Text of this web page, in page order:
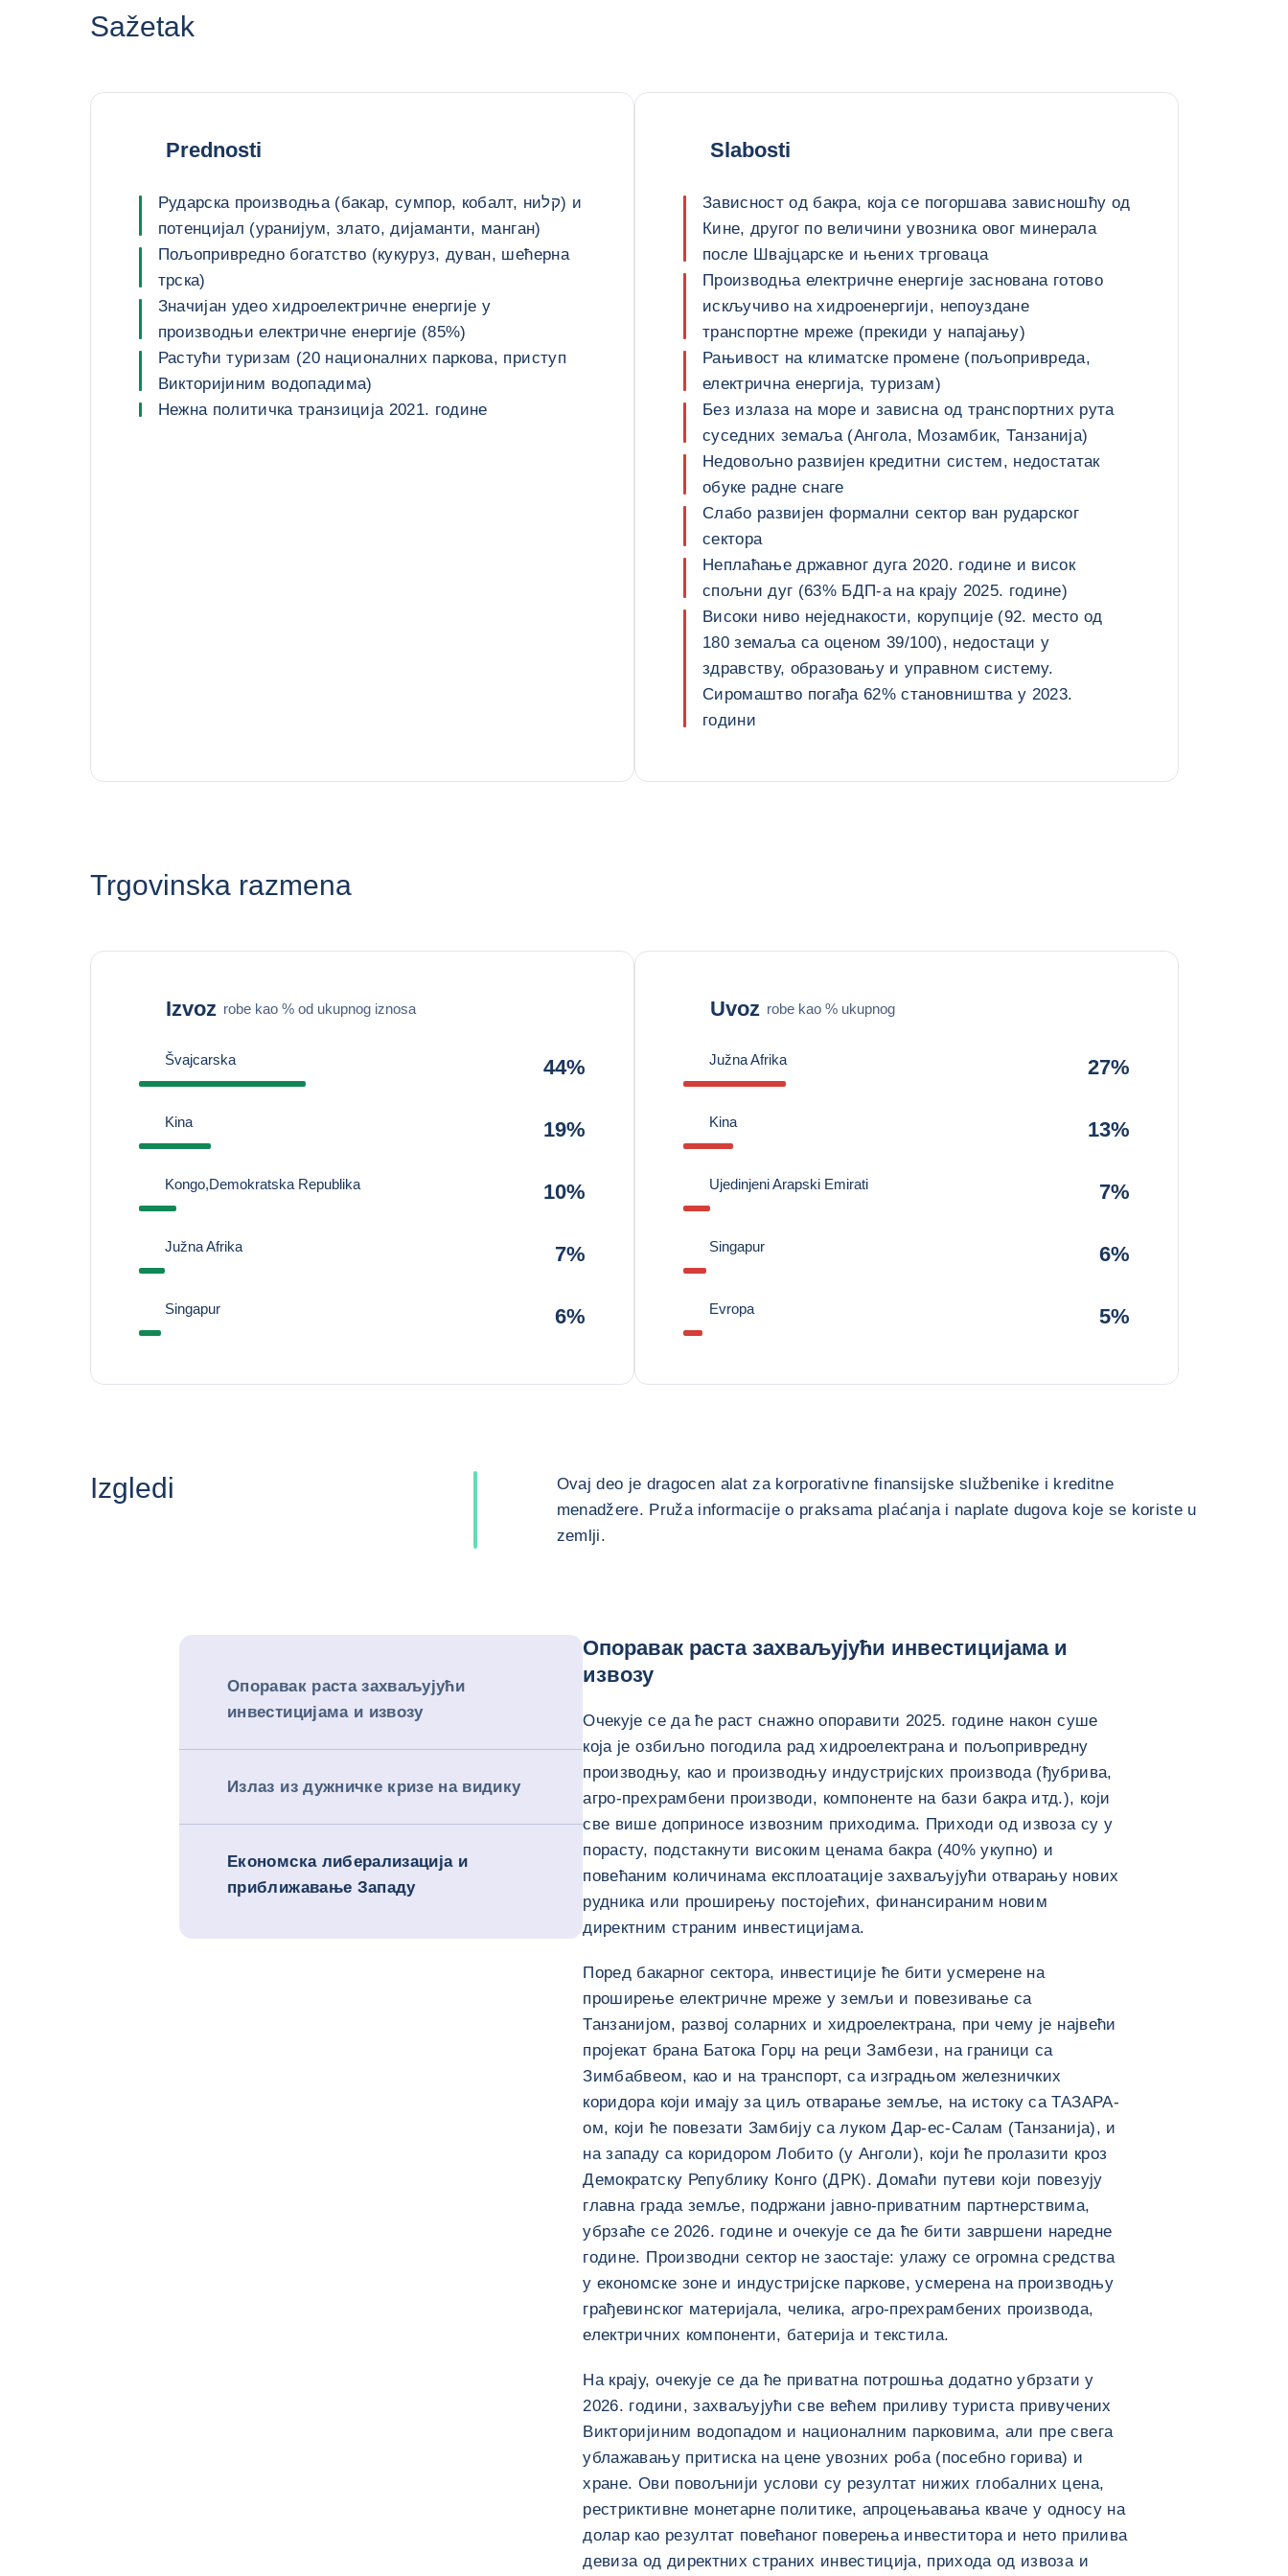
Sažetak
Prednosti
Рударска производња (бакар, сумпор, кобалт, ниקל) и
потенцијал (уранијум, злато, дијаманти, манган)
Пољопривредно богатство (кукуруз, дуван, шећерна
трска)
Значијан удео хидроелектричне енергије у
производњи електричне енергије (85%)
Растући туризам (20 националних паркова, приступ
Викторијиним водопадима)
Нежна политичка транзиција 2021. године
Slabosti
Зависност од бакра, која се погоршава зависношћу од
Кине, другог по величини увозника овог минерала
после Швајцарске и њених трговаца
Производња електричне енергије заснована готово
искључиво на хидроенергији, непоуздане
транспортне мреже (прекиди у напајању)
Рањивост на климатске промене (пољопривреда,
електрична енергија, туризам)
Без излаза на море и зависна од транспортних рута
суседних земаља (Ангола, Мозамбик, Танзанија)
Недовољно развијен кредитни систем, недостатак
обуке радне снаге
Слабо развијен формални сектор ван рударског
сектора
Неплаћање државног дуга 2020. године и висок
спољни дуг (63% БДП-а на крају 2025. године)
Високи ниво неједнакости, корупције (92. место од
180 земаља са оценом 39/100), недостаци у
здравству, образовању и управном систему.
Сиромаштво погађа 62% становништва у 2023.
години
Trgovinska razmena
Izvoz robe kao % od ukupnog iznosa
Švajcarska 44%
Kina 19%
Kongo,Demokratska Republika 10%
Južna Afrika 7%
Singapur 6%
Uvoz robe kao % ukupnog
Južna Afrika 27%
Kina 13%
Ujedinjeni Arapski Emirati 7%
Singapur 6%
Evropa 5%
Izgledi
Ovaj deo je dragocen alat za korporativne finansijske službenike i kreditne
menadžere. Pruža informacije o praksama plaćanja i naplate dugova koje se koriste u
zemlji.
Опоравак раста захваљујући
инвестицијама и извозу
Излаз из дужничке кризе на видику
Економска либерализација и
приближавање Западу
Опоравак раста захваљујући инвестицијама и
извозу
Очекује се да ће раст снажно опоравити 2025. године након суше
која је озбиљно погодила рад хидроелектрана и пољопривредну
производњу, као и производњу индустријских производа (ђубрива,
агро-прехрамбени производи, компоненте на бази бакра итд.), који
све више доприносе извозним приходима. Приходи од извоза су у
порасту, подстакнути високим ценама бакра (40% укупно) и
повећаним количинама експлоатације захваљујући отварању нових
рудника или проширењу постојећих, финансираним новим
директним страним инвестицијама.
Поред бакарног сектора, инвестиције ће бити усмерене на
проширење електричне мреже у земљи и повезивање са
Танзанијом, развој соларних и хидроелектрана, при чему је највећи
пројекат брана Батока Горџ на реци Замбези, на граници са
Зимбабвеом, као и на транспорт, са изградњом железничких
коридора који имају за циљ отварање земље, на истоку са ТАЗАРА-
ом, који ће повезати Замбију са луком Дар-ес-Салам (Танзанија), и
на западу са коридором Лобито (у Анголи), који ће пролазити кроз
Демократску Републику Конго (ДРК). Домаћи путеви који повезују
главна града земље, подржани јавно-приватним партнерствима,
убрзаће се 2026. године и очекује се да ће бити завршени наредне
године. Производни сектор не заостаје: улажу се огромна средства
у економске зоне и индустријске паркове, усмерена на производњу
грађевинског материјала, челика, агро-прехрамбених производа,
електричних компоненти, батерија и текстила.
На крају, очекује се да ће приватна потрошња додатно убрзати у
2026. години, захваљујући све већем приливу туриста привучених
Викторијиним водопадом и националним парковима, али пре свега
ублажавању притиска на цене увозних роба (посебно горива) и
хране. Ови повољнији услови су резултат нижих глобалних цена,
рестриктивне монетарне политике, апроцењавања кваче у односу на
долар као резултат повећаног поверења инвеститора и нето прилива
девиза од директних страних инвестиција, прихода од извоза и